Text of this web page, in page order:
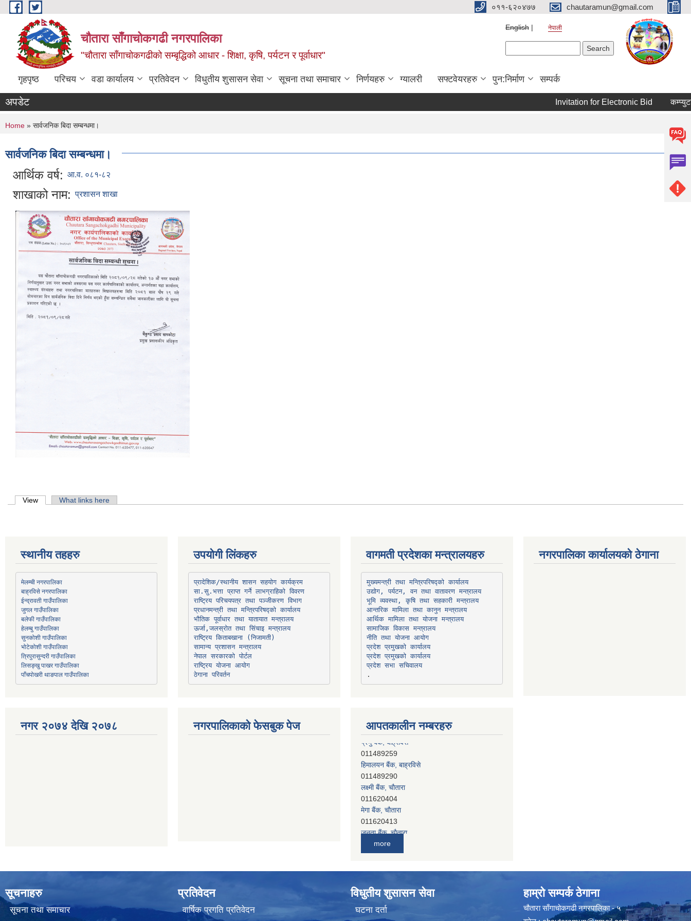
Skip to main content ०११-६२०४७७ chautaramun@gmail.com
चौतारा साँगाचोकगढी नगरपालिका
"चौतारा साँगाचोकगढीको सम्बृद्धिको आधार - शिक्षा, कृषि, पर्यटन र पूर्वाधार"
English नेपाली
गृहपृष्ठ परिचय वडा कार्यालय प्रतिवेदन विधुतीय शुसासन सेवा सूचना तथा समाचार निर्णयहरु ग्यालरी सफ्टवेयरहरु पुन:निर्माण सम्पर्क
अपडेट Invitation for Electronic Bid कम्प्युटर
You are here
Home » सार्वजनिक बिदा सम्बन्धमा।
सार्वजनिक बिदा सम्बन्धमा।
आर्थिक वर्ष: आ.व. ०८१-८२
शाखाको नाम: प्रशासन शाखा
Primary tabs
View (active tab)What links here
स्थानीय तहहरु
मेलम्ची नगरपालिका
बाह्रविसे नगरपालिका
ईन्द्रावती गाउँपालिका
जुगल गाउँपालिका
बलेफी गाउँपालिका
हेलम्बु गाउँपालिका
सुनकोशी गाउँपालिका
भोटेकोशी गाउँपालिका
त्रिपुरासुन्दरी गाउँपालिका
लिसङ्खु पाखर गाउँपालिका
पाँचपोखरी थाङपाल गाउँपालिका
नगर २०७४ देखि २०७८
उपयोगी लिंकहरु
प्रादेशिक/स्थानीय शासन सहयोग कार्यक्रम
सा.सु.भत्ता प्राप्त गर्ने लाभग्राहिको विवरण
राष्ट्रिय परिचयपत्र तथा पञ्‍जीकरण विभाग
प्रधानमन्त्री तथा मन्त्रिपरिषद्को कार्यालय
भौतिक पूर्वाधार तथा यातायात मन्त्रालय
ऊर्जा,जलस्रोत तथा सिंचाइ मन्त्रालय
सामान्य प्रशासन मन्त्रालय
नेपाल सरकारको पोर्टल
राष्ट्रिय योजना आयोग
ठेगाना परिवर्तन
नगरपालिकाको फेसबुक पेज
वागमती प्रदेशका मन्त्रालयहरु
मुख्यमन्त्री तथा मन्त्रिपरिषद्को कार्यालय
उद्योग, पर्यटन, वन तथा वातावरण मन्त्रालय
भूमि व्यवस्था, कृषि तथा सहकारी मन्त्रालय
आन्तरिक मामिला तथा कानुन मन्त्रालय
आर्थिक मामिला तथा योजना मन्त्रालय
सामाजिक विकास मन्त्रालय
नीति तथा योजना आयोग
प्रदेश प्रमुखको कार्यालय
प्रदेश प्रमुखको कार्यालय
प्रदेश सभा सचिवालय
आपतकालीन नम्बरहरु
हिमालयन बैंक, बाह्रविसे
011489290
011620404
011620413
011620406
011403051
011401055
नेपाल क्रेडिट एण्ड कमर्स बैंक, चाैतारा
011620402
more
नगरपालिका कार्यालयको ठेगाना
सूचनाहरु
सूचना तथा समाचार
प्रतिवेदन
वार्षिक प्रगति प्रतिवेदन
विधुतीय शुसासन सेवा
घटना दर्ता
हाम्रो सम्पर्क ठेगाना
चौतारा साँगाचोकगढी नगरपालिका - ५